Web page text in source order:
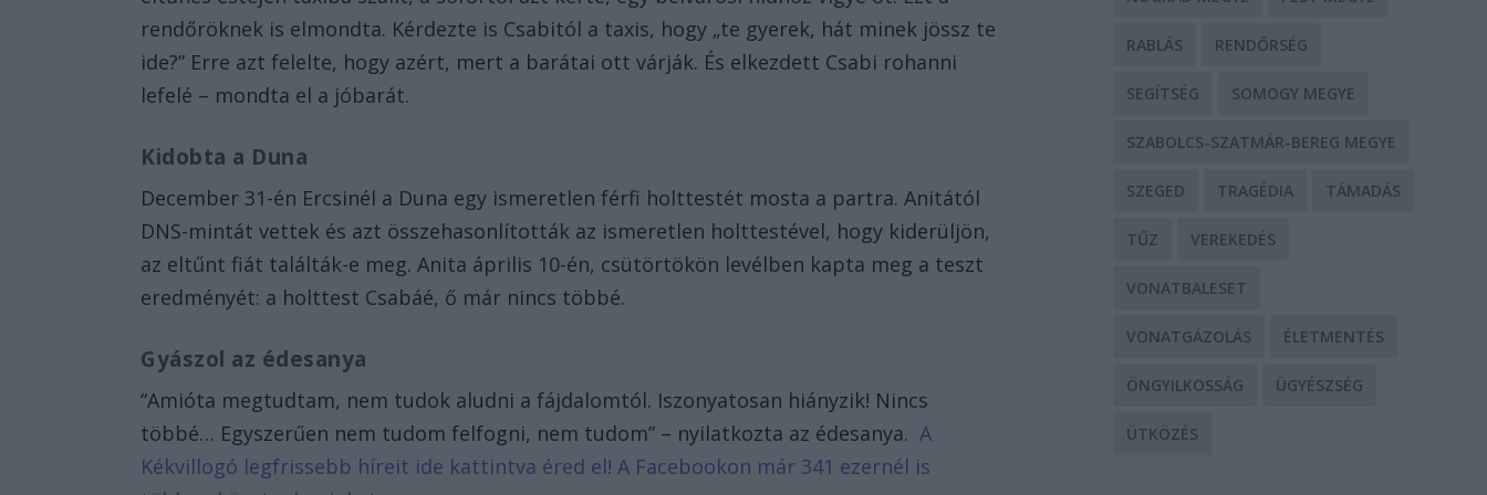
rendőröknek is elmondta. Kérdezte is Csabitól a taxis, hogy „te gyerek, hát minek jössz te
ide?” Erre azt felelte, hogy azért, mert a barátai ott várják. És elkezdett Csabi rohanni
lefelé – mondta el a jóbarát.
Kidobta a Duna
December 31-én Ercsinél a Duna egy ismeretlen férfi holttestét mosta a partra. Anitától
DNS-mintát vettek és azt összehasonlították az ismeretlen holttestével, hogy kiderüljön,
az eltűnt fiát találták-e meg. Anita április 10-én, csütörtökön levélben kapta meg a teszt
eredményét: a holttest Csabáé, ő már nincs többé.
Gyászol az édesanya
“Amióta megtudtam, nem tudok aludni a fájdalomtól. Iszonyatosan hiányzik! Nincs
többé… Egyszerűen nem tudom felfogni, nem tudom” – nyilatkozta az édesanya. A
Kékvillogó legfrissebb híreit ide kattintva éred el! A Facebookon már 341 ezernél is
RABLÁS RENDŐRSÉG
SEGÍTSÉG SOMOGY MEGYE
SZABOLCS-SZATMÁR-BEREG MEGYE
SZEGED TRAGÉDIA TÁMADÁS
TŰZ VEREKEDÉS
VONATBALESET
VONATGÁZOLÁS ÉLETMENTÉS
ÖNGYILKOSSÁG ÜGYÉSZSÉG
ÜTKÖZÉS